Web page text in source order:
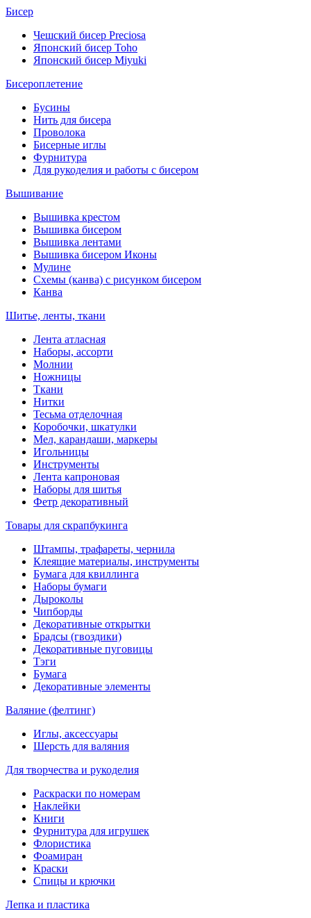
Бисер
Чешский бисер Preciosa
Японский бисер Toho
Японский бисер Miyuki
Бисероплетение
Бусины
Нить для бисера
Проволока
Бисерные иглы
Фурнитура
Для рукоделия и работы с бисером
Вышивание
Вышивка крестом
Вышивка бисером
Вышивка лентами
Вышивка бисером Иконы
Мулине
Схемы (канва) с рисунком бисером
Канва
Шитье, ленты, ткани
Лента атласная
Наборы, ассорти
Молнии
Ножницы
Ткани
Нитки
Тесьма отделочная
Коробочки, шкатулки
Мел, карандаши, маркеры
Игольницы
Инструменты
Лента капроновая
Наборы для шитья
Фетр декоративный
Товары для скрапбукинга
Штампы, трафареты, чернила
Клеящие материалы, инструменты
Бумага для квиллинга
Наборы бумаги
Дыроколы
Чипборды
Декоративные открытки
Брадсы (гвоздики)
Декоративные пуговицы
Тэги
Бумага
Декоративные элементы
Валяние (фелтинг)
Иглы, аксессуары
Шерсть для валяния
Для творчества и рукоделия
Раскраски по номерам
Наклейки
Книги
Фурнитура для игрушек
Флористика
Фоамиран
Краски
Спицы и крючки
Лепка и пластика